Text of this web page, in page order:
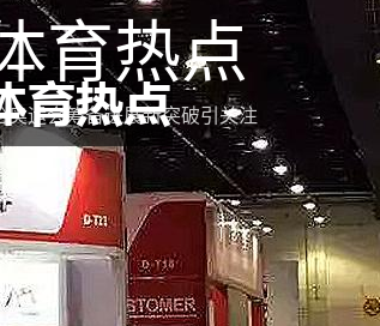
育热点
奥运会筹备进展新突破引关注